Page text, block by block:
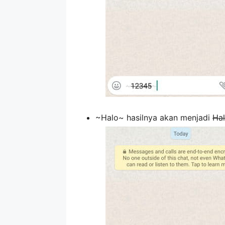
~Halo~ hasilnya akan menjadi